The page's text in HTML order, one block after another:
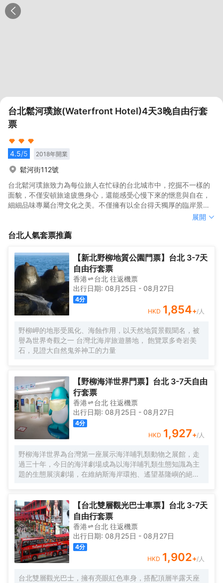
台北鬆河璞旅(Waterfront Hotel)4天3晚自由行套
票
4.5/5 2018年開業
鬆河街112號
台北鬆河璞旅致力為每位旅人在忙碌的台北城市中，挖掘不一樣的
面貌，不僅安頓旅途疲憊身心，還能感受心慢下來的愜意與自在，
細細品味專屬台灣文化之美。不僅擁有以全台得天獨厚的臨岸景
緻，絕佳的地理條件更是讓人便利體驗旅行悸動。鬆河璞旅緊鄰台
觀光夜市、五分埔商圈等，且距離信義商圈、101大樓、松煙文創園
一起深呼吸。團隊秉持台灣質樸的職人精神，堅信越簡單、越不
凡，整體空間以為簡約、利落設計主軸，用心打造每一處細節，水
岸景觀房內擁有大片落地窗，讓明亮柔和的光線，自然喚醒您精彩
一天的開始，遠眺遼闊寬闊河景，獨享基隆河優美景緻，讓您從睜
開雙眼的那一剎那，壯闊旅途就此開展。寬敞舒適的大廳，來自於
款待客人的初心，讓旅人們能夠在此，温馨交流旅途中趣聞，結交
來自世界各地的朋友，讓一次性的冒險旅行，留下永恆的雋永友
台北鬆河璞旅致力為每位旅人在忙碌的台北城市中，挖掘不一樣的
細細品味專屬台灣文化之美。不僅擁有以全台得天獨厚的臨岸景
灣富有在地特色的指標性景點如彩虹橋、錫口碼頭、慈佑宮、饒河
觀光夜市、五分埔商圈等，且距離信義商圈、101大樓、松煙文創園
區等只需10多分鐘車程，讓世界旅人一次擁有人情、美景與台北人
一起深呼吸。團隊秉持台灣質樸的職人精神，堅信越簡單、越不
凡，整體空間以為簡約、利落設計主軸，用心打造每一處細節，水
岸景觀房內擁有大片落地窗，讓明亮柔和的光線，自然喚醒您精彩
一天的開始，遠眺遼闊寬闊河景，獨享基隆河優美景緻，讓您從睜
款待客人的初心，讓旅人們能夠在此，温馨交流旅途中趣聞，結交
來自世界各地的朋友，讓一次性的冒險旅行，留下永恆的雋永友
誼。
展開
台北人氣套票推薦
【新北野柳地質公園門票】台北 3-7天
自由行套票
香港 台北 往返機票
出行日期: 08月25日 - 08月27日
4分
HKD 1,854+/人
野柳岬的地形受風化、海蝕作用，以天然地質景觀聞名，被
譽為世界奇觀之一 台灣北海岸旅遊勝地， 飽覽眾多奇岩美
石，見證大自然鬼斧神工的力量
【野柳海洋世界門票】台北 3-7天自由
行套票
香港 台北 往返機票
出行日期: 08月25日 - 08月27日
4分
HKD 1,927+/人
野柳海洋世界為台灣第一座展示海洋哺乳類動物之展館，走
過三十年，今日的海洋劇場成為以海洋哺乳類生態知識為主
題的生態展演劇場，在維納斯海岸環抱、遙望基隆嶼的絕美
【台北雙層觀光巴士車票】台北 3-7天
自由行套票
香港 台北 往返機票
出行日期: 08月25日 - 08月27日
4分
HKD 1,902+/人
台北雙層觀光巴士，擁有亮眼紅色車身，搭配頂層半露天座